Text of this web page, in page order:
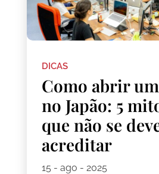
DICAS
Como abrir
no Japão: 5
que não se
acreditar
15 - ago - 2025